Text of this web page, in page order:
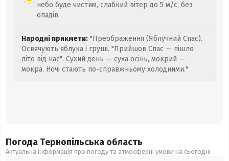
небо буде чистим, слабкий вітер до 5 м/с, без
опадів.
Народні прикмети: "Преображення (Яблучний Спас).
Освячують яблука і груші. "Прийшов Спас — пішло
літо від нас". Сухий день — суха осінь, мокрий —
мокра. Ночі стають по-справжньому холодними."
Погода Тернопільська область
Актуальна інформація про погоду та атмосферні умови на сьогодні